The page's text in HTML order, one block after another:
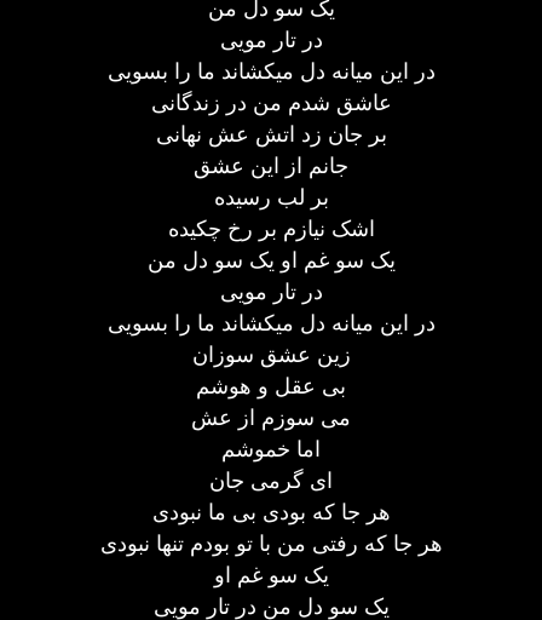
یک سو دل من
در تار مویی
در این میانه دل میکشاند ما را بسویی
عاشق شدم من در زندگانی
بر جان زد اتش عش نهانی
جانم از این عشق
بر لب رسیده
اشک نیازم بر رخ چکیده
یک سو غم او یک سو دل من
در تار مویی
در این میانه دل میکشاند ما را بسویی
زین عشق سوزان
بی عقل و هوشم
می سوزم از عش
اما خموشم
ای گرمی جان
هر جا که بودی بی ما نبودی
هر جا که رفتی من با تو بودم تنها نبودی
یک سو غم او
یک سو دل من در تار مویی